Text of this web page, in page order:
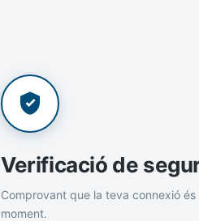
Verificació de
Comprovant que la teva connexió és
moment.